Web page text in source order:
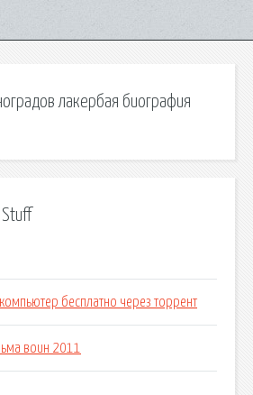
лакербая биография
Stuff
бесплатно через торрент
воин 2011